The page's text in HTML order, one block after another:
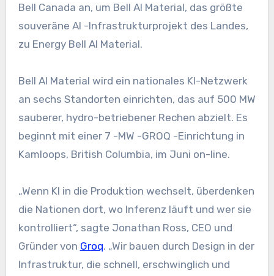
Bell Canada an, um Bell AI Material, das größte
souveräne AI -Infrastrukturprojekt des Landes,
zu Energy Bell AI Material.
Bell AI Material wird ein nationales KI-Netzwerk
an sechs Standorten einrichten, das auf 500 MW
sauberer, hydro-betriebener Rechen abzielt. Es
beginnt mit einer 7 -MW -GROQ -Einrichtung in
Kamloops, British Columbia, im Juni on-line.
„Wenn KI in die Produktion wechselt, überdenken
die Nationen dort, wo Inferenz läuft und wer sie
kontrolliert“, sagte Jonathan Ross, CEO und
Gründer von Groq. „Wir bauen durch Design in der
Infrastruktur, die schnell, erschwinglich und